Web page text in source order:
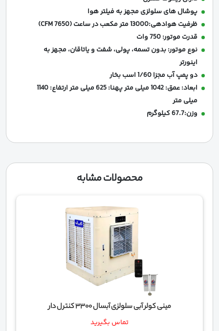
پوشال های سلولزی مجهز به فیلتر هوا
ظرفیت هوادهی:13000 متر مکعب در ساعت (CFM 7650)
قدرت موتور: 750 وات
نوع موتور: بدون تسمه، پولی، شفت و یاتاقان، مجهز به
اینورتر
دو پمپ آب مجزا 1/60 اسب بخار
ابعاد: عمق: 1042 میلی متر پهنا: 625 میلی متر ارتفاع: 1140
میلی متر
وزن:67.7 کیلوگرم
محصولات مشابه
مینی کولر آبی سلولزی آبسال 3300 کنترل دار
تماس بگیرید